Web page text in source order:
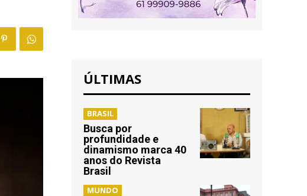
ÚLTIMAS
BRASIL
Busca por
profundidade e
dinamismo marca 40
anos do Revista
Brasil
MUNDO